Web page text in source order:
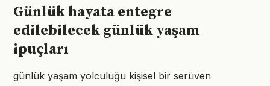
Günlük hayata entegre
edilebilecek günlük yaşam
ipuçları
günlük yaşam yolculuğu kişisel bir serüven